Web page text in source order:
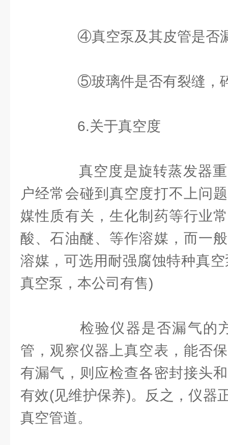
④真空泵及其皮管是否
⑤玻璃件是否有裂缝，
6.关于真空度
真空度是旋转蒸发器重
户经常会碰到真空度打不上问
媒性质有关，生化制药等行业
酸、石油醚、等作溶媒，而一
溶媒，可选用耐强腐蚀特种真
真空泵，本公司有售)
检验仪器是否漏气的
管，观察仪器上真空表，能否
有漏气，则应检查各密封接头
有效(见维护保养)。反之，仪器
真空管道。